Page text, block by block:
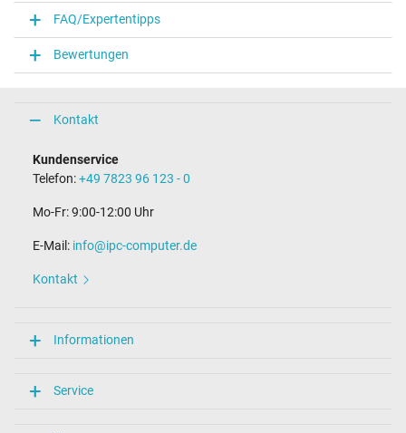
FAQ/Expertentipps
Bewertungen
Kontakt
Kundenservice
Telefon:+49 7823 96 123 - 0
Mo-Fr: 9:00-12:00 Uhr
E-Mail: info@ipc-computer.de
Kontakt
Informationen
Service